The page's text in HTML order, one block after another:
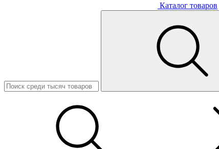
Каталог товаров